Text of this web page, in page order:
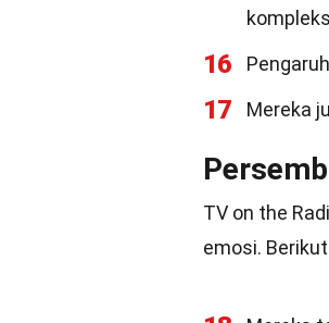
16
17 Mereka
TV on the
emosi.